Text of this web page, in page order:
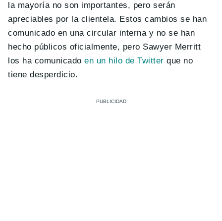
la mayoría no son importantes, pero serán
apreciables por la clientela. Estos cambios se han
comunicado en una circular interna y no se han
hecho públicos oficialmente, pero Sawyer Merritt
los ha comunicadoen un hilo de Twitter que no
tiene desperdicio.